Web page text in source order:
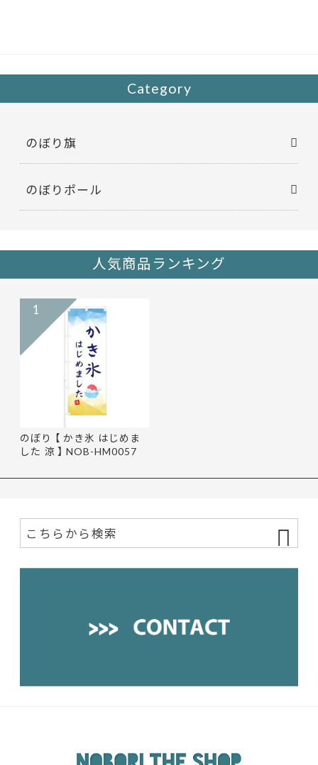
k Category
のぼり旗
のぼりポール
人気商品ランキング
のぼり 【 かき氷 はじめま
した 涼 】 NOB-HM0057
1